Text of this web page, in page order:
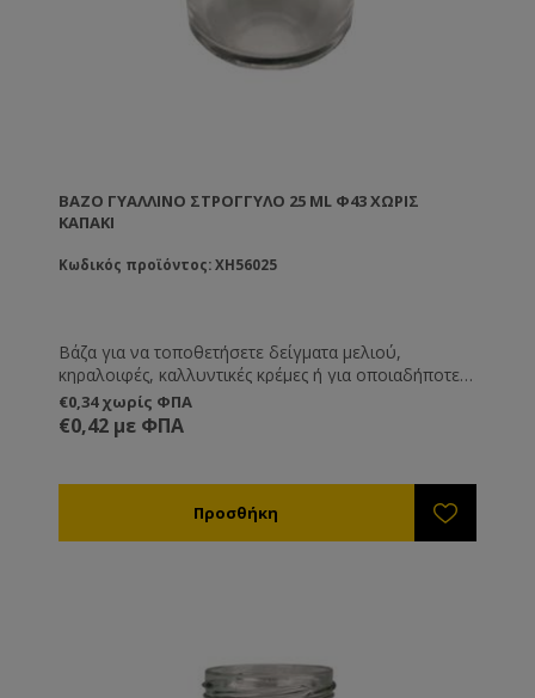
ΒΆΖΟ ΓΥΆΛΛΙΝΟ ΣΤΡΟΓΓΥΛΌ 25 ML Φ43 ΧΩΡΊΣ
ΚΑΠΆΚΙ
Κωδικός προϊόντος: XH56025
Βάζα για να τοποθετήσετε δείγματα μελιού,
κηραλοιφές, καλλυντικές κρέμες ή για οποιαδήποτε
άλλη χρήση εσείς επιθυμείτε.
€0,34 χωρίς ΦΠΑ
€0,42 με ΦΠΑ